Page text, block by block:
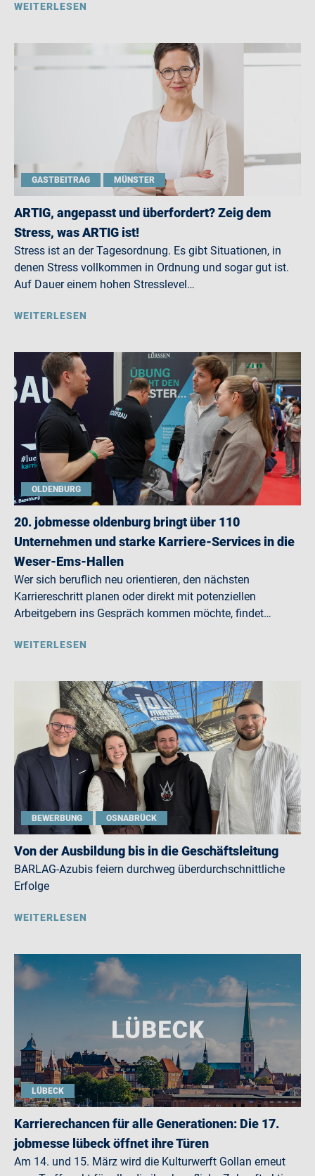
WEITERLESEN
GASTBEITRAG MÜNSTER
ARTIG, angepasst und überfordert? Zeig dem
Stress, was ARTIG ist!
Stress ist an der Tagesordnung. Es gibt Situationen, in
denen Stress vollkommen in Ordnung und sogar gut ist.
Auf Dauer einem hohen Stresslevel…
WEITERLESEN
OLDENBURG
20. jobmesse oldenburg bringt über 110
Unternehmen und starke Karriere-Services in die
Weser-Ems-Hallen
Wer sich beruflich neu orientieren, den nächsten
Karriereschritt planen oder direkt mit potenziellen
Arbeitgebern ins Gespräch kommen möchte, findet…
WEITERLESEN
BEWERBUNG OSNABRÜCK
Von der Ausbildung bis in die Geschäftsleitung
BARLAG-Azubis feiern durchweg überdurchschnittliche
Erfolge
WEITERLESEN
LÜBECK
Karrierechancen für alle Generationen: Die 17.
jobmesse lübeck öffnet ihre Türen
Am 14. und 15. März wird die Kulturwerft Gollan erneut